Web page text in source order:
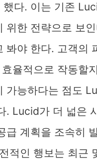
했다. 이는 기존
위한 전략으로 보
봐야 한다. 고객의
율적으로 작동할
가능하다는 점도
. Lucid가 더 넓은
급 계획을 조속히
적인 행보는 최근